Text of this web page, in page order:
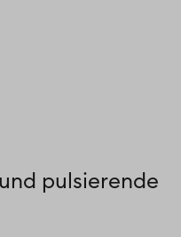
pulsierende